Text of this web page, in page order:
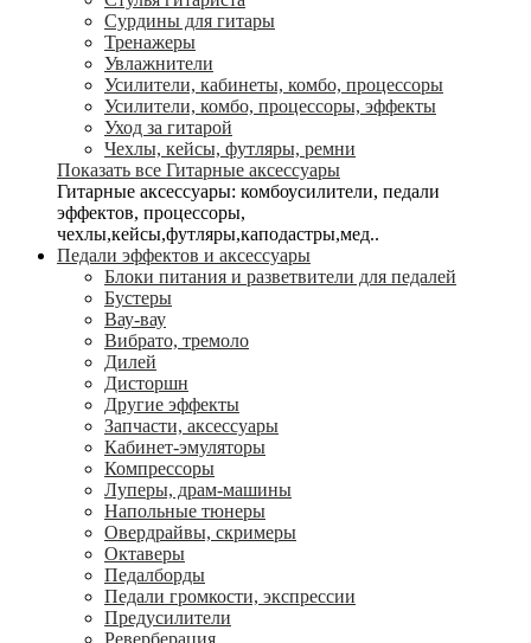
Сурдины для гитары
Тренажеры
Увлажнители
Усилители, кабинеты, комбо, процессоры
Усилители, комбо, процессоры, эффекты
Уход за гитарой
Чехлы, кейсы, футляры, ремни
Показать все Гитарные аксессуары
Гитарные аксессуары: комбоусилители, педали
эффектов, процессоры,
чехлы,кейсы,футляры,каподастры,мед..
Педали эффектов и аксессуары
Блоки питания и разветвители для педалей
Бустеры
Вау-вау
Вибрато, тремоло
Дилей
Дисторшн
Другие эффекты
Запчасти, аксессуары
Кабинет-эмуляторы
Компрессоры
Луперы, драм-машины
Напольные тюнеры
Овердрайвы, скримеры
Октаверы
Педалборды
Педали громкости, экспрессии
Предусилители